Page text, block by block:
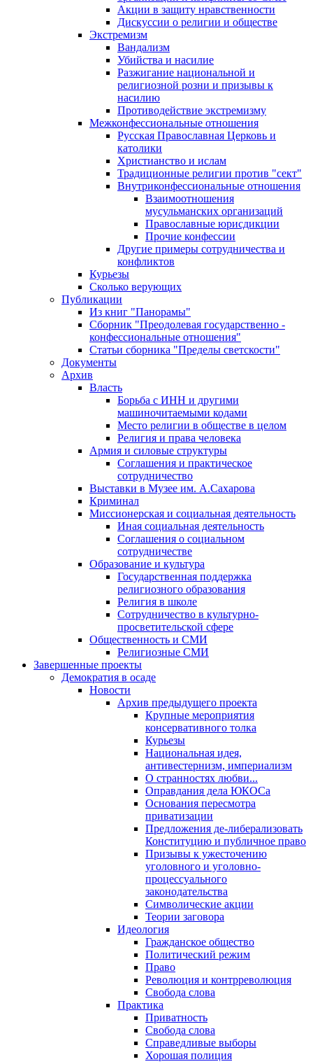
Акции в защиту нравственности
Дискуссии о религии и обществе
Экстремизм
Вандализм
Убийства и насилие
Разжигание национальной и
религиозной розни и призывы к
насилию
Противодействие экстремизму
Межконфессиональные отношения
Русская Православная Церковь и
католики
Христианство и ислам
Традиционные религии против "сект"
Внутриконфессиональные отношения
Взаимоотношения
мусульманских организаций
Православные юрисдикции
Прочие конфессии
Другие примеры сотрудничества и
конфликтов
Курьезы
Сколько верующих
Публикации
Из книг "Панорамы"
Сборник "Преодолевая государственно -
конфессиональные отношения"
Статьи сборника "Пределы светскости"
Документы
Архив
Власть
Борьба с ИНН и другими
машиночитаемыми кодами
Место религии в обществе в целом
Религия и права человека
Армия и силовые структуры
Соглашения и практическое
сотрудничество
Выставки в Музее им. А.Сахарова
Криминал
Миссионерская и социальная деятельность
Иная социальная деятельность
Соглашения о социальном
сотрудничестве
Образование и культура
Государственная поддержка
религиозного образования
Религия в школе
Сотрудничество в культурно-
просветительской сфере
Общественность и СМИ
Религиозные СМИ
Завершенные проекты
Демократия в осаде
Новости
Архив предыдущего проекта
Крупные мероприятия
консервативного толка
Курьезы
Национальная идея,
антивестернизм, империализм
О странностях любви...
Оправдания дела ЮКОСа
Основания пересмотра
приватизации
Предложения де-либерализовать
Конституцию и публичное право
Призывы к ужесточению
уголовного и уголовно-
процессуального
законодательства
Символические акции
Теории заговора
Идеология
Гражданское общество
Политический режим
Право
Революция и контрреволюция
Свобода слова
Практика
Приватность
Свобода слова
Справедливые выборы
Хорошая полиция